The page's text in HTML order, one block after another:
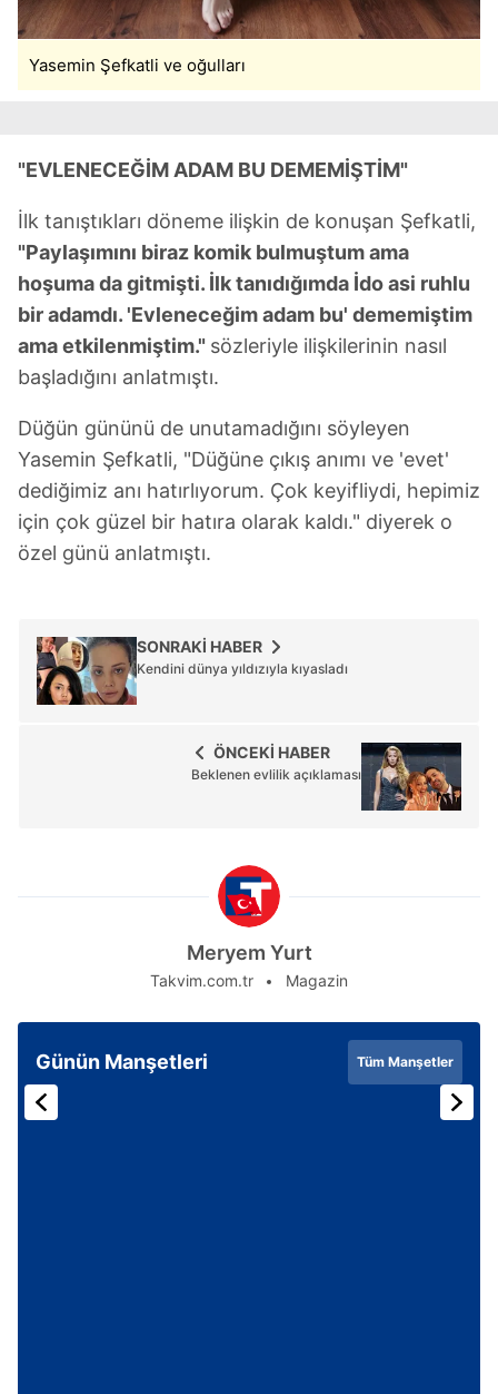
Yasemin Şefkatli ve oğulları
"EVLENECEĞİM ADAM BU DEMEMİŞTİM"
İlk tanıştıkları döneme ilişkin de konuşan Şefkatli,
"Paylaşımını biraz komik bulmuştum ama
hoşuma da gitmişti. İlk tanıdığımda İdo asi ruhlu
bir adamdı. 'Evleneceğim adam bu' dememiştim
ama etkilenmiştim." sözleriyle ilişkilerinin nasıl
başladığını anlatmıştı.
Düğün gününü de unutamadığını söyleyen
Yasemin Şefkatli, "Düğüne çıkış anımı ve 'evet'
dediğimiz anı hatırlıyorum. Çok keyifliydi, hepimiz
için çok güzel bir hatıra olarak kaldı." diyerek o
özel günü anlatmıştı.
SONRAKİ HABER
Kendini dünya yıldızıyla kıyasladı
ÖNCEKİ HABER
Beklenen evlilik açıklaması
Meryem Yurt
Takvim.com.tr Magazin
Günün Manşetleri Tüm Manşetler